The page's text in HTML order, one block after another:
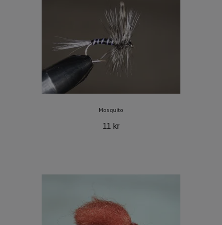
Mosquito
11 kr